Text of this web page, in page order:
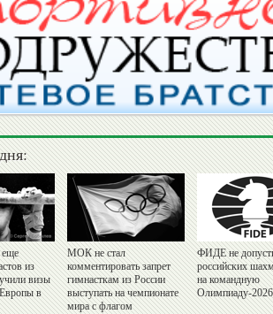
еще
из
визы
в
МОК не стал
комментировать запрет
гимнасткам из России
выступать на чемпионате
мира с флагом
ФИДЕ не
российских
на командную
Олимпиаду-2026